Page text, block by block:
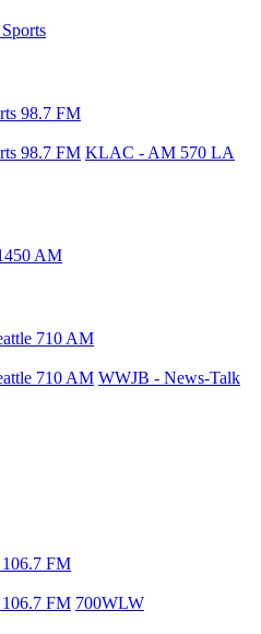
98.7 FM
98.7 FM KLAC - AM 570 LA
AM
710 AM
710 AM WWJB - News-Talk
FM
FM 700WLW